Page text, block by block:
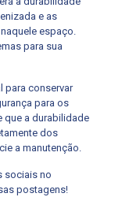
e as
espaço.
para sua
para conservar
para os
que a durabilidade
dos
a manutenção.
sociais no
postagens!